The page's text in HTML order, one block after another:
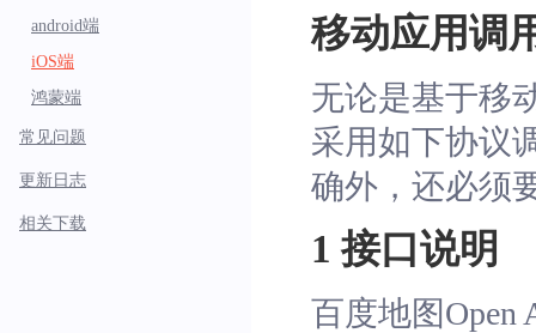
android端
iOS端
鸿蒙端
常见问题
更新日志
相关下载
移动应用调
无论是基于移
采用如下协议
确外，还必须
1 接口说明
百度地图Open